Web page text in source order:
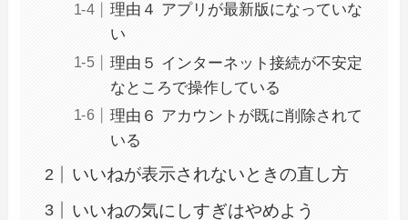
理由４ アプリが最新版になっていな
い
理由５ インターネット接続が不安定
なところで操作している
理由６ アカウントが既に削除されて
いる
いいねが表示されないときの直し方
いいねの気にしすぎはやめよう